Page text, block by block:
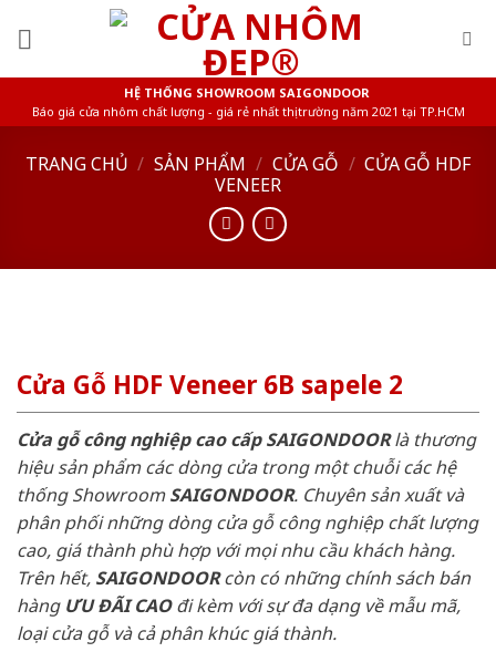
HỆ THỐNG SHOWROOM SAIGONDOOR
Báo giá cửa nhôm chất lượng - giá rẻ nhất thị trường năm 2021 tại TP.HCM
TRANG CHỦ / SẢN PHẨM / CỬA GỖ / CỬA GỖ HDF
VENEER
Cửa Gỗ HDF Veneer 6B sapele 2
Cửa gỗ công nghiệp cao cấp SAIGONDOORlà thương
hiệu sản phẩm các dòng cửa trong một chuỗi các hệ
thống ShowroomSAIGONDOOR. Chuyên sản xuất và
phân phối những dòng cửa gỗ công nghiệp chất lượng
cao, giá thành phù hợp với mọi nhu cầu khách hàng.
Trên hết, SAIGONDOORcòn có những chính sách bán
hàng ƯU ĐÃI CAOđi kèm với sự đa dạng về mẫu mã,
loại cửa gỗ và cả phân khúc giá thành.